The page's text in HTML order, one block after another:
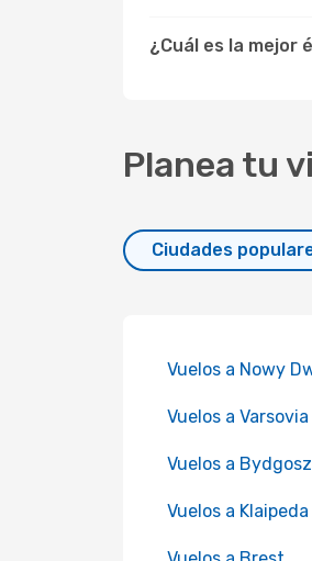
¿Cuál es la mejor
Planea tu
Ciudades
Vuelos a Nowy
Vuelos a Varsovia
Vuelos a
Vuelos a